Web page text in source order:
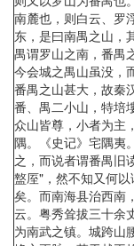
南麓也，则白云、罗
东，是曰南禺之山，
禺谓罗山之南，番禺
今会城之禺山虽没，
番禺之山甚大，故秦
番、禺二小山，特培
众山皆尊，小者为主
隅。《史记》宅隅夷
之，而说者谓番禺旧
盩厔"，然不知又何
矣。而南海县治西南
云。粤秀耸拔三十余
为南武之镇。城跨山